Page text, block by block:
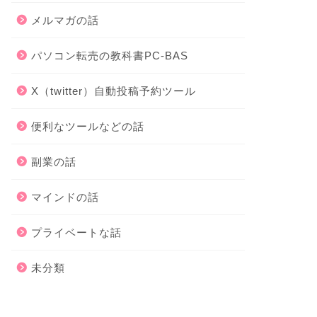
メルマガの話
パソコン転売の教科書PC-BAS
X（twitter）自動投稿予約ツール
便利なツールなどの話
副業の話
マインドの話
プライベートな話
未分類